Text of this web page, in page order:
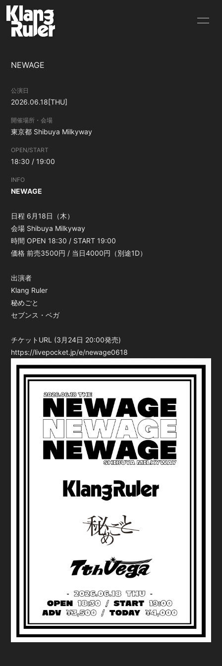
SCHEDULE
VIDEO
GOODS
PHOTO
CONTACT
会員登録 ログイン
NEWAGE
公演日
2026.06.18[THU]
開催場所・会場
東京都 Shibuya Milkyway
OPEN/START
18:30 / 19:00
INFO
NEWAGE
日程 6月18日（木）
会場 Shibuya Milkyway
時間 OPEN 18:30 / START 19:00
価格 前売3500円 / 当日4000円（別途1D）
出演者
Klang Ruler
秘めごと
セブンス・ベガ
チケットURL (3月24日 20:00発売)
https://livepocket.jp/e/newage0618